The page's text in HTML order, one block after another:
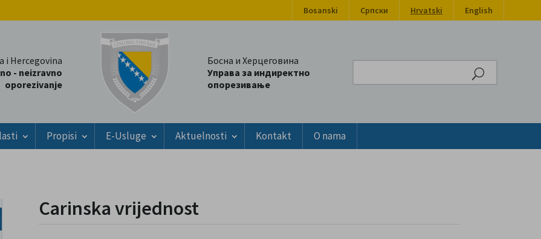
Bosanski Српски Hrvatski English
i Hercegovina
- neizravno
oporezivanje
Босна и Херцеговина
Управа за индиректно
опорезивање
Propisi E-Usluge Aktuelnosti Kontakt O nama
Carinska vrijednost